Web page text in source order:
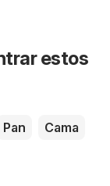
estos
Pan
Cama